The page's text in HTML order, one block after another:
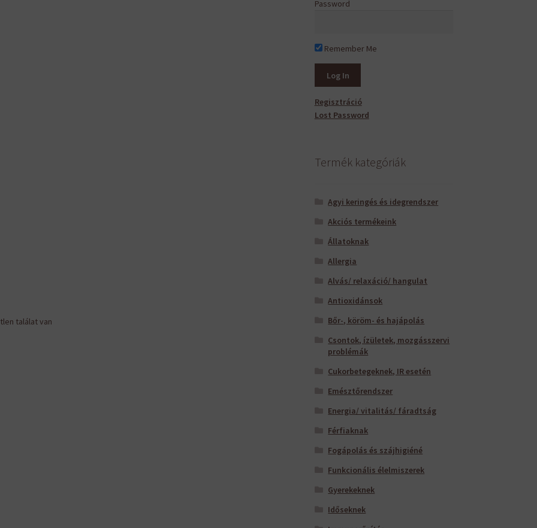
találat van
Password
Remember Me
Regisztráció
Lost Password
Termék kategóriák
Agyi keringés és idegrendszer
Akciós termékeink
Állatoknak
Allergia
Alvás/ relaxáció/ hangulat
Antioxidánsok
Bőr-, köröm- és hajápolás
Csontok, ízületek, mozgásszervi
problémák
Cukorbetegeknek, IR esetén
Emésztőrendszer
Energia/ vitalitás/ fáradtság
Férfiaknak
Fogápolás és szájhigiéné
Funkcionális élelmiszerek
Gyerekeknek
Időseknek